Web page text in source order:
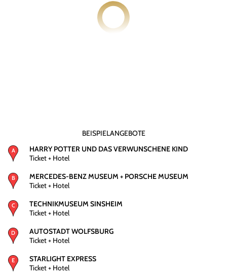
BEISPIELANGEBOTE
HARRY POTTER UND DAS VERWUNSCHENE KIND
Ticket + Hotel
MERCEDES-BENZ MUSEUM + PORSCHE MUSEUM
Ticket + Hotel
TECHNIKMUSEUM SINSHEIM
Ticket + Hotel
AUTOSTADT WOLFSBURG
Ticket + Hotel
STARLIGHT EXPRESS
Ticket + Hotel